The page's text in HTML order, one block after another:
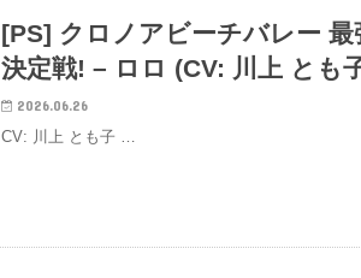
[PS] クロノアビーチバレー 最
決定戦! – ロロ (CV: 川上 とも
2026.06.26
CV: 川上 とも子 …